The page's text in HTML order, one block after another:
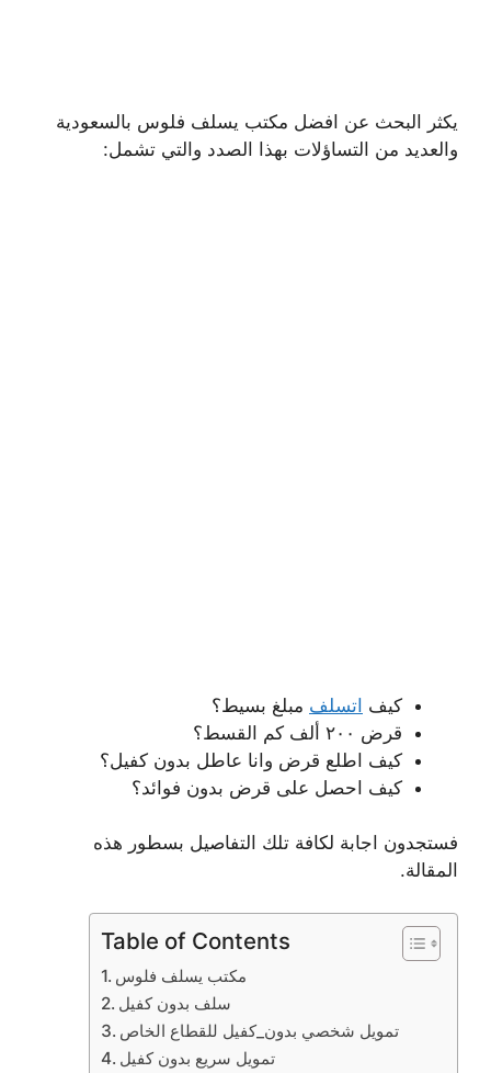
يكثر البحث عن افضل مكتب يسلف فلوس بالسعودية
والعديد من التساؤلات بهذا الصدد والتي تشمل:
كيف اتسلف مبلغ بسيط؟
قرض ٢٠٠ ألف كم القسط؟
كيف اطلع قرض وانا عاطل بدون كفيل؟
كيف احصل على قرض بدون فوائد؟
فستجدون اجابة لكافة تلك التفاصيل بسطور هذه
المقالة.
Table of Contents
مكتب يسلف فلوس
سلف بدون كفيل
تمويل شخصي بدون_كفيل للقطاع الخاص
تمويل سريع بدون كفيل